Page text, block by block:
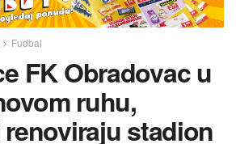
Fudbal
FK Obradovac u
ruhu,
stadion